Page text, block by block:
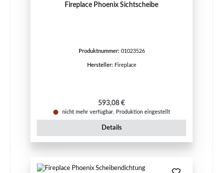
Fireplace Phoenix Sichtscheibe
Produktnummer: 01023526
Hersteller: Fireplace
Regulärer Preis:
593,08 €
nicht mehr verfügbar, Produktion eingestellt
Details